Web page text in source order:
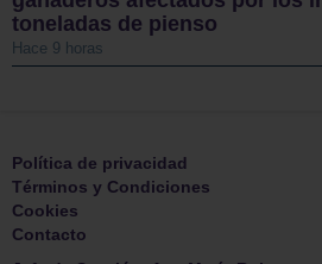
toneladas de pienso
Hace 9 horas
Política de privacidad
Términos y Condiciones
Cookies
Contacto